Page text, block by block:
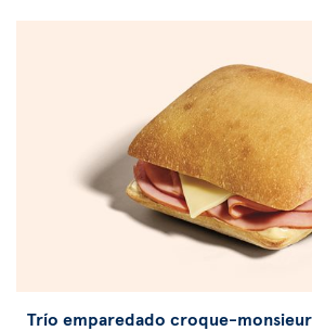
Trío emparedado croque-monsieur